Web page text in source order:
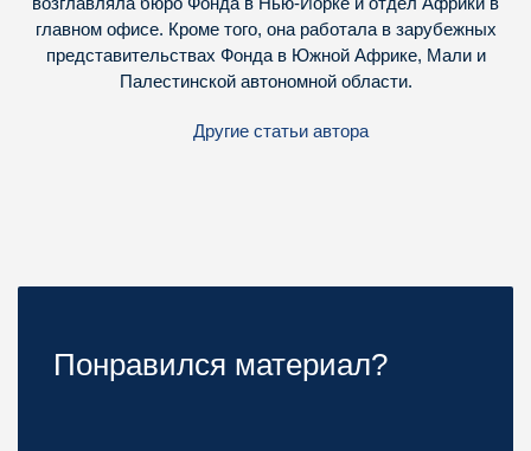
главном офисе. Кроме того, она работала в зарубежных
представительствах Фонда в Южной Африке, Мали и
Палестинской автономной области.
Другие статьи автора
Понравился материал?